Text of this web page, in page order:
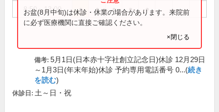
8:50～13:00 ● ● ● ● ●
お盆(8月中旬)は休診・休業の場合があります。来院前
に必ず医療機関に直接ご確認ください。
×閉じる
備考: 5月1日(日本赤十字社創立記念日)休診 12月29日
～1月3日(年末年始)休診 予約専用電話番号 0...(続き
を読む)
休診日: 土～日・祝